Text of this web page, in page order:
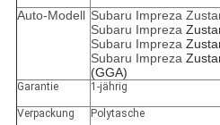
Auto-Modell Subaru Impreza
Subaru Impreza
Subaru Impreza
Subaru Impreza
(GGA)
Garantie 1-jährig
Verpackung Polytasche